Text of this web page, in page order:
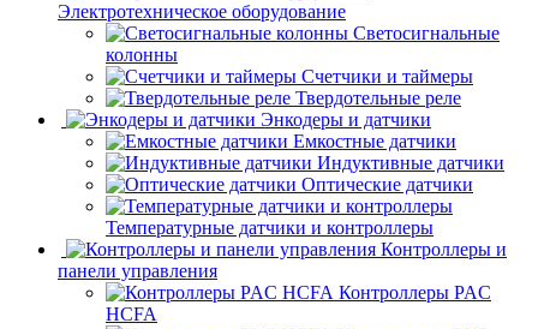
Электротехническое оборудование
Светосигнальные
колонны
Счетчики и таймеры
Твердотельные реле
Энкодеры и датчики
Емкостные датчики
Индуктивные датчики
Оптические датчики
Температурные датчики и контроллеры
Контроллеры и
панели управления
Контроллеры PAC
HCFA